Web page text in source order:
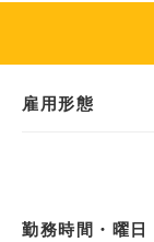
雇用形態
勤務時間・曜日